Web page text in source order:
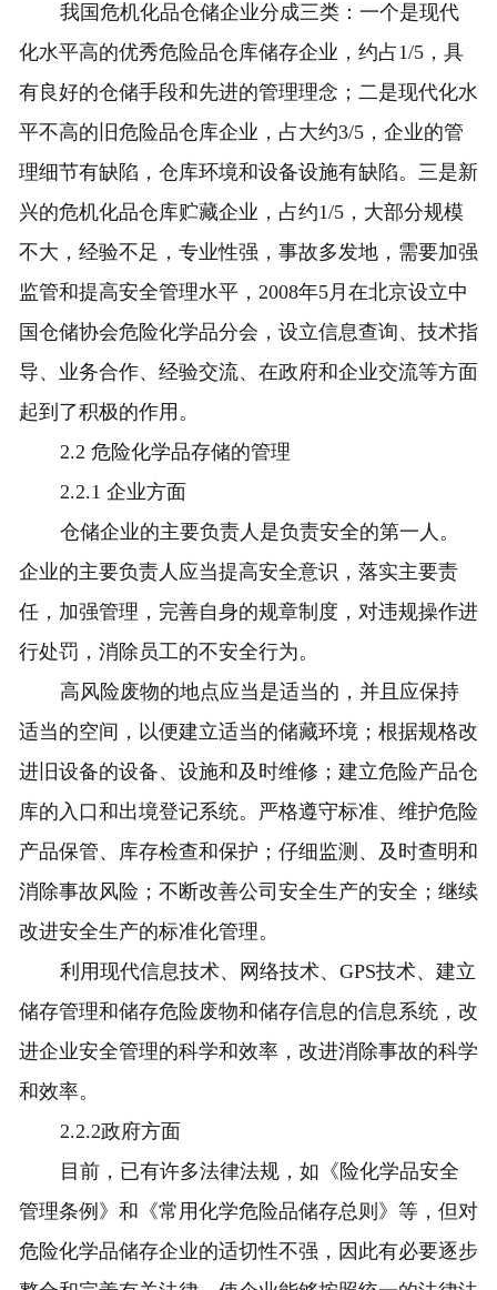
我国危机化品仓储企业分成三类：一个是现代
化水平高的优秀危险品仓库储存企业，约占1/5，具
有良好的仓储手段和先进的管理理念；二是现代化水
平不高的旧危险品仓库企业，占大约3/5，企业的管
理细节有缺陷，仓库环境和设备设施有缺陷。三是新
兴的危机化品仓库贮藏企业，占约1/5，大部分规模
不大，经验不足，专业性强，事故多发地，需要加强
监管和提高安全管理水平，2008年5月在北京设立中
国仓储协会危险化学品分会，设立信息查询、技术指
导、业务合作、经验交流、在政府和企业交流等方面
起到了积极的作用。
2.2 危险化学品存储的管理
2.2.1 企业方面
仓储企业的主要负责人是负责安全的第一人。
企业的主要负责人应当提高安全意识，落实主要责
任，加强管理，完善自身的规章制度，对违规操作进
行处罚，消除员工的不安全行为。
高风险废物的地点应当是适当的，并且应保持
适当的空间，以便建立适当的储藏环境；根据规格改
进旧设备的设备、设施和及时维修；建立危险产品仓
库的入口和出境登记系统。严格遵守标准、维护危险
产品保管、库存检查和保护；仔细监测、及时查明和
消除事故风险；不断改善公司安全生产的安全；继续
改进安全生产的标准化管理。
利用现代信息技术、网络技术、GPS技术、建立
储存管理和储存危险废物和储存信息的信息系统，改
进企业安全管理的科学和效率，改进消除事故的科学
和效率。
2.2.2政府方面
目前，已有许多法律法规，如《险化学品安全
管理条例》和《常用化学危险品储存总则》等，但对
危险化学品储存企业的适切性不强，因此有必要逐步